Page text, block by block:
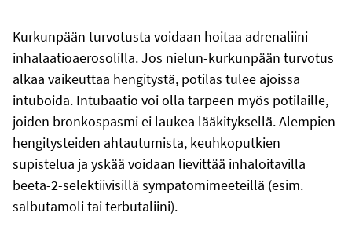
Kurkunpään turvotusta voidaan hoitaa adrenaliini-
inhalaatioaerosolilla. Jos nielun-kurkunpään turvotus
alkaa vaikeuttaa hengitystä, potilas tulee ajoissa
intuboida. Intubaatio voi olla tarpeen myös potilaille,
joiden bronkospasmi ei laukea lääkityksellä. Alempien
hengitysteiden ahtautumista, keuhkoputkien
supistelua ja yskää voidaan lievittää inhaloitavilla
beeta-2-selektiivisillä sympatomimeeteillä (esim.
salbutamoli tai terbutaliini).